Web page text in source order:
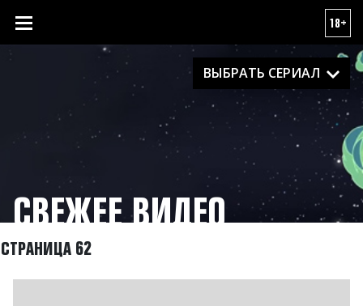
18+
ВЫБРАТЬ СЕРИАЛ
СВЕЖЕЕ ВИДЕО
СТРАНИЦА 62